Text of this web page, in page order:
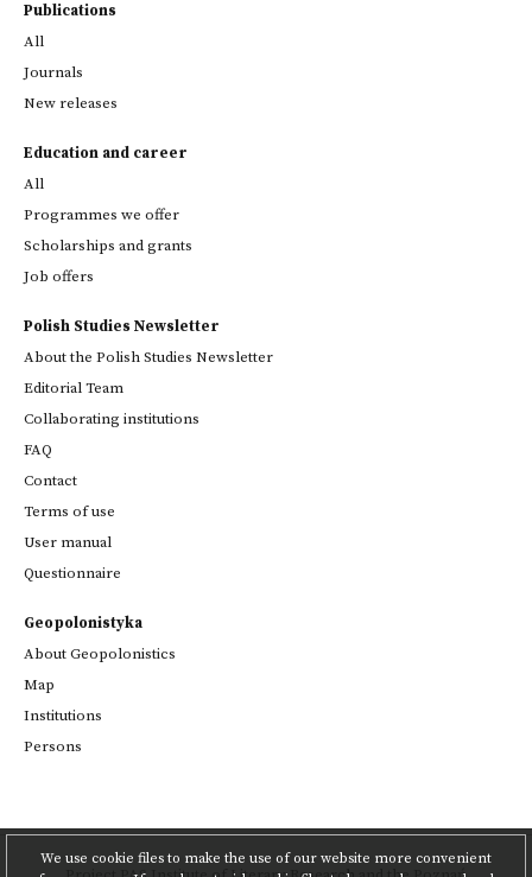
We use cookie files to make the use of our website more convenient
Publications
All
Journals
New releases
Education and career
All
Programmes we offer
Scholarships and grants
Job offers
Polish Studies Newsletter
About the Polish Studies Newsletter
Editorial Team
Collaborating institutions
FAQ
Contact
Terms of use
User manual
Questionnaire
Geopolonistyka
About Geopolonistics
Map
Institutions
Persons